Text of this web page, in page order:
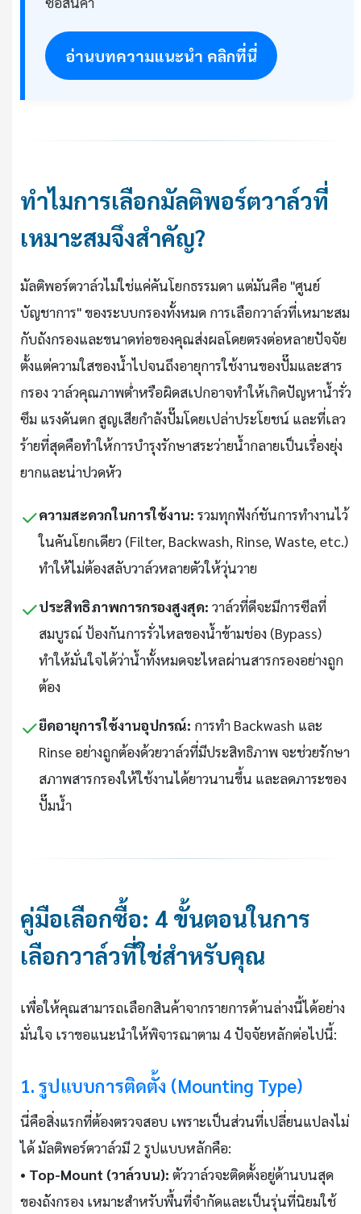
อ่านบทความแนะนำ คลิกที่นี่
ทำไมการเลือกมัลติพอร์ตวาล์วที่
เหมาะสมจึงสำคัญ?
มัลติพอร์ตวาล์วไม่ใช่แค่คันโยกธรรมดา แต่มันคือ "ศูนย์
บัญชาการ" ของระบบกรองทั้งหมด การเลือกวาล์วที่เหมาะสม
กับถังกรองและขนาดท่อของคุณส่งผลโดยตรงต่อหลายปัจจัย
ตั้งแต่ความใสของน้ำไปจนถึงอายุการใช้งานของปั๊มและสาร
กรอง วาล์วคุณภาพต่ำหรือผิดสเปกอาจทำให้เกิดปัญหาน้ำรั่ว
ซึม แรงดันตก สูญเสียกำลังปั๊มโดยเปล่าประโยชน์ และที่เลว
ร้ายที่สุดคือทำให้การบำรุงรักษาสระว่ายน้ำกลายเป็นเรื่องยุ่ง
ยากและน่าปวดหัว
✓ความสะดวกในการใช้งาน: รวมทุกฟังก์ชันการทำงานไว้
ในคันโยกเดียว (Filter, Backwash, Rinse, Waste, etc.)
ทำให้ไม่ต้องสลับวาล์วหลายตัวให้วุ่นวาย
✓ประสิทธิภาพการกรองสูงสุด: วาล์วที่ดีจะมีการซีลที่
สมบูรณ์ ป้องกันการรั่วไหลของน้ำข้ามช่อง (Bypass)
ทำให้มั่นใจได้ว่าน้ำทั้งหมดจะไหลผ่านสารกรองอย่างถูก
ต้อง
✓ยืดอายุการใช้งานอุปกรณ์: การทำ Backwash และ
Rinse อย่างถูกต้องด้วยวาล์วที่มีประสิทธิภาพ จะช่วยรักษา
สภาพสารกรองให้ใช้งานได้ยาวนานขึ้น และลดภาระของ
ปั๊มน้ำ
คู่มือเลือกซื้อ: 4 ขั้นตอนในการ
เลือกวาล์วที่ใช่สำหรับคุณ
เพื่อให้คุณสามารถเลือกสินค้าจากรายการด้านล่างนี้ได้อย่าง
มั่นใจ เราขอแนะนำให้พิจารณาตาม 4 ปัจจัยหลักต่อไปนี้:
1. รูปแบบการติดตั้ง (Mounting Type)
นี่คือสิ่งแรกที่ต้องตรวจสอบ เพราะเป็นส่วนที่เปลี่ยนแปลงไม่
ได้ มัลติพอร์ตวาล์วมี 2 รูปแบบหลักคือ:
• Top-Mount (วาล์วบน): ตัววาล์วจะติดตั้งอยู่ด้านบนสุด
ของถังกรอง เหมาะสำหรับพื้นที่จำกัดและเป็นรุ่นที่นิยมใช้